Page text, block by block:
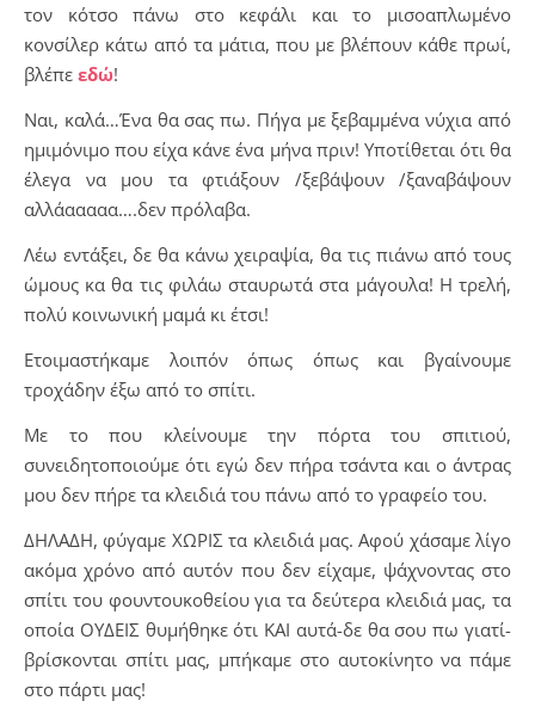
τον κότσο πάνω στο κεφάλι και το μισοαπλωμένο
κονσίλερ κάτω από τα μάτια, που με βλέπουν κάθε πρωί,
βλέπε εδώ!
Ναι, καλά…Ένα θα σας πω. Πήγα με ξεβαμμένα νύχια από
ημιμόνιμο που είχα κάνε ένα μήνα πριν! Υποτίθεται ότι θα
έλεγα να μου τα φτιάξουν /ξεβάψουν /ξαναβάψουν
αλλάααααα….δεν πρόλαβα.
Λέω εντάξει, δε θα κάνω χειραψία, θα τις πιάνω από τους
ώμους κα θα τις φιλάω σταυρωτά στα μάγουλα! Η τρελή,
πολύ κοινωνική μαμά κι έτσι!
Ετοιμαστήκαμε λοιπόν όπως όπως και βγαίνουμε
τροχάδην έξω από το σπίτι.
Με το που κλείνουμε την πόρτα του σπιτιού,
συνειδητοποιούμε ότι εγώ δεν πήρα τσάντα και ο άντρας
μου δεν πήρε τα κλειδιά του πάνω από το γραφείο του.
ΔΗΛΑΔΗ, φύγαμε ΧΩΡΙΣ τα κλειδιά μας. Αφού χάσαμε λίγο
ακόμα χρόνο από αυτόν που δεν είχαμε, ψάχνοντας στο
σπίτι του φουντουκοθείου για τα δεύτερα κλειδιά μας, τα
οποία ΟΥΔΕΙΣ θυμήθηκε ότι ΚΑΙ αυτά-δε θα σου πω γιατί-
βρίσκονται σπίτι μας, μπήκαμε στο αυτοκίνητο να πάμε
στο πάρτι μας!